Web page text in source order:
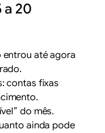
a 20
até agora
contas fixas
do mês.
ainda pode